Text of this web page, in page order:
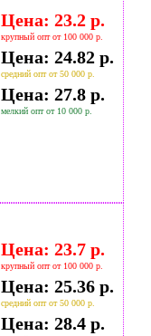
Цена: 23.2 р.
крупный опт от 100 000 р.
Цена: 24.82 р.
средний опт от 50 000 р.
Цена: 27.8 р.
мелкий опт от 10 000 р.
Цена: 23.7 р.
крупный опт от 100 000 р.
Цена: 25.36 р.
средний опт от 50 000 р.
Цена: 28.4 р.